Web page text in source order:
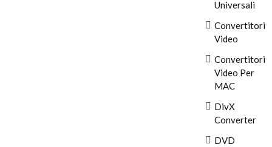
Universali
Convertitori
Video
Convertitori
Video Per
MAC
DivX
Converter
DVD